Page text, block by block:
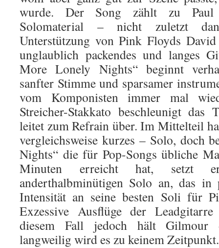
wurde. Der Song zählt zu Paul
Solomaterial – nicht zuletzt
Unterstützung von Pink Floyds
unglaublich packendes und langes
More Lonely Nights“ beginnt
sanfter Stimme und sparsamer
vom Komponisten immer mal
Streicher-Stakkato beschleunigt
leitet zum Refrain über. Im Mittelteil
vergleichsweise kurzes – Solo, doch
Nights“ die für Pop-Songs übliche
Minuten erreicht hat, setzt
anderthalbminütigen Solo an, das
Intensität an seine besten Soli für
Exzessive Ausflüge der
diesem Fall jedoch hält Gilmour
langweilig wird es zu keinem Zeitpunkt.